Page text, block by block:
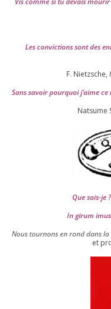
Les convic­tions sont des
F. Nietzsche,
Sans savoir pour­quoi j’aime
Natsume
Que sais-je ?
In girum
Nous tour­nons en rond dans
et